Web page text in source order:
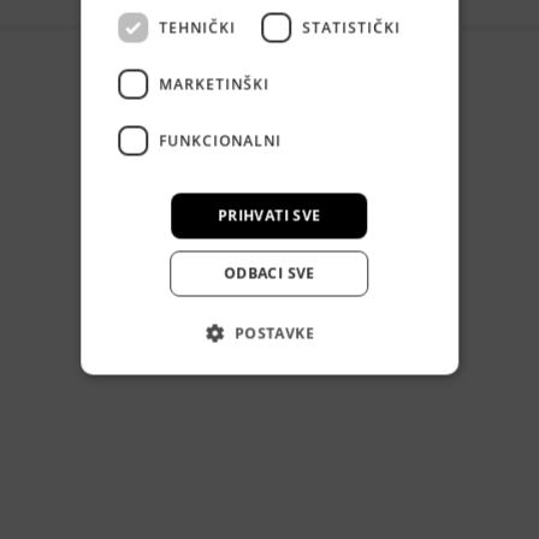
TEHNIČKI STATISTIČKI
MARKETINŠKI
FUNKCIONALNI
PRIHVATI SVE
ODBACI SVE
POSTAVKE